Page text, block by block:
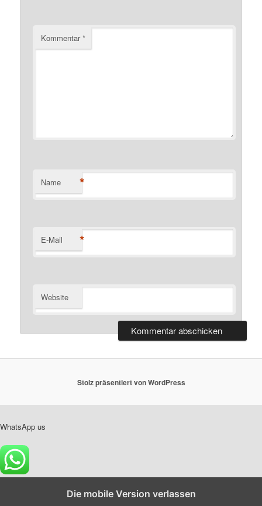
Kommentar*
Name *
E-Mail *
Website
Stolz präsentiert von WordPress
WhatsApp us
Die mobile Version verlassen